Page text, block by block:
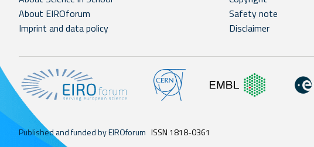
About EIROforum
Imprint and data policy
Safety note
Disclaimer
Published and funded by EIROforum ISSN 1818-0361